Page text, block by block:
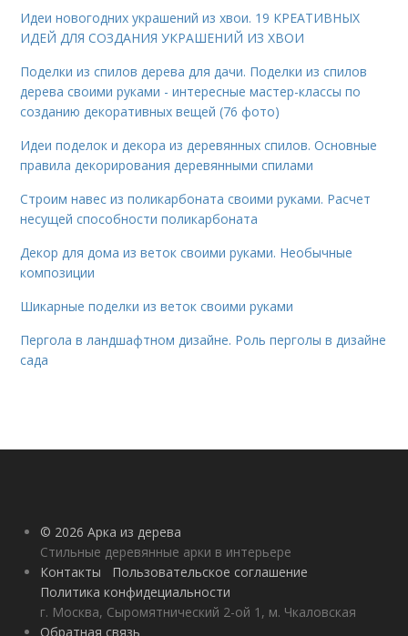
Идеи новогодних украшений из хвои. 19 КРЕАТИВНЫХ
ИДЕЙ ДЛЯ СОЗДАНИЯ УКРАШЕНИЙ ИЗ ХВОИ
Поделки из спилов дерева для дачи. Поделки из спилов
дерева своими руками - интересные мастер-классы по
созданию декоративных вещей (76 фото)
Идеи поделок и декора из деревянных спилов. Основные
правила декорирования деревянными спилами
Строим навес из поликарбоната своими руками. Расчет
несущей способности поликарбоната
Декор для дома из веток своими руками. Необычные
композиции
Шикарные поделки из веток своими руками
Пергола в ландшафтном дизайне. Роль перголы в дизайне
сада
© 2026 Арка из дерева
Стильные деревянные арки в интерьере
Контакты
Пользовательское соглашение
Политика конфидециальности
г. Москва, Сыромятнический 2-ой 1, м. Чкаловская
Обратная связь